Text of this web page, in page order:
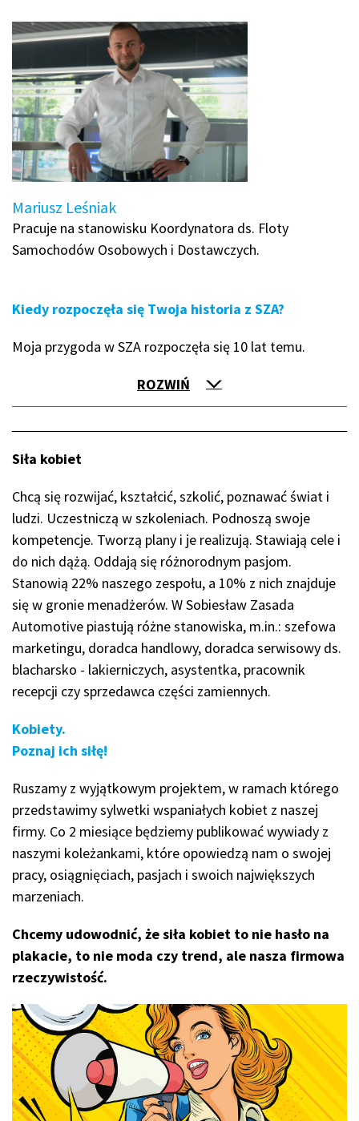
Mariusz Leśniak
Pracuje na stanowisku Koordynatora ds. Floty
Samochodów Osobowych i Dostawczych.
Kiedy rozpoczęła się Twoja historia z SZA?
Moja przygoda w SZA rozpoczęła się 10 lat temu.
ROZWIŃ
Siła kobiet
Chcą się rozwijać, kształcić, szkolić, poznawać świat i
ludzi. Uczestniczą w szkoleniach. Podnoszą swoje
kompetencje. Tworzą plany i je realizują. Stawiają cele i
do nich dążą. Oddają się różnorodnym pasjom.
Stanowią 22% naszego zespołu, a 10% z nich znajduje
się w gronie menadżerów. W Sobiesław Zasada
Automotive piastują różne stanowiska, m.in.: szefowa
marketingu, doradca handlowy, doradca serwisowy ds.
blacharsko - lakierniczych, asystentka, pracownik
recepcji czy sprzedawca części zamiennych.
Kobiety.
Poznaj ich siłę!
Ruszamy z wyjątkowym projektem, w ramach którego
przedstawimy sylwetki wspaniałych kobiet z naszej
firmy. Co 2 miesiące będziemy publikować wywiady z
naszymi koleżankami, które opowiedzą nam o swojej
pracy, osiągnięciach, pasjach i swoich największych
marzeniach.
Chcemy udowodnić, że siła kobiet to nie hasło na
plakacie, to nie moda czy trend, ale nasza firmowa
rzeczywistość.